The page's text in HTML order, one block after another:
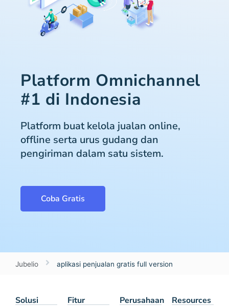
Platform Omnichannel
#1 di Indonesia
Platform buat kelola jualan online,
offline serta urus gudang dan
pengiriman dalam satu sistem.
Coba Gratis
Jubelio aplikasi penjualan gratis full version
Solusi Fitur Perusahaan Resources